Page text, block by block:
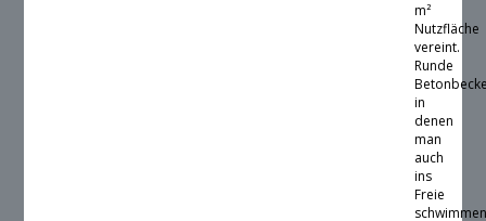
m²
Nutzfläche
vereint.
Runde
in
denen
man
auch
ins
Freie